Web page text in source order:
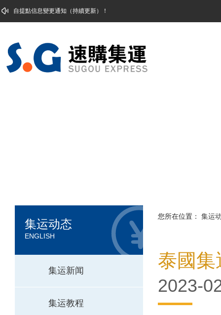
自提点信息变更通知2.18
集运动态
ENGLISH
集运新闻
集运教程
您所在位置： 集运
泰國
2023-